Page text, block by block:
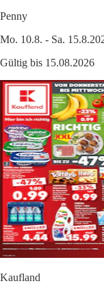
Penny
Mo. 10.8. - Sa.
Gültig bis 15.08.2026
Kaufland